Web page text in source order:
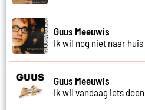
Guus Meeuwis
Ik wil nog niet naar huis
Guus Meeuwis
Ik wil vandaag iets doen